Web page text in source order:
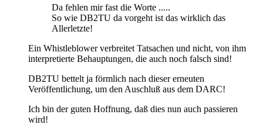
Da fehlen mir fast die Worte .....
So wie DB2TU da vorgeht ist das wirklich das
Allerletzte!
Ein Whistleblower verbreitet Tatsachen und nicht, von ihm
interpretierte Behauptungen, die auch noch falsch sind!
DB2TU bettelt ja förmlich nach dieser erneuten
Veröffentlichung, um den Auschluß aus dem DARC!
Ich bin der guten Hoffnung, daß dies nun auch passieren
wird!